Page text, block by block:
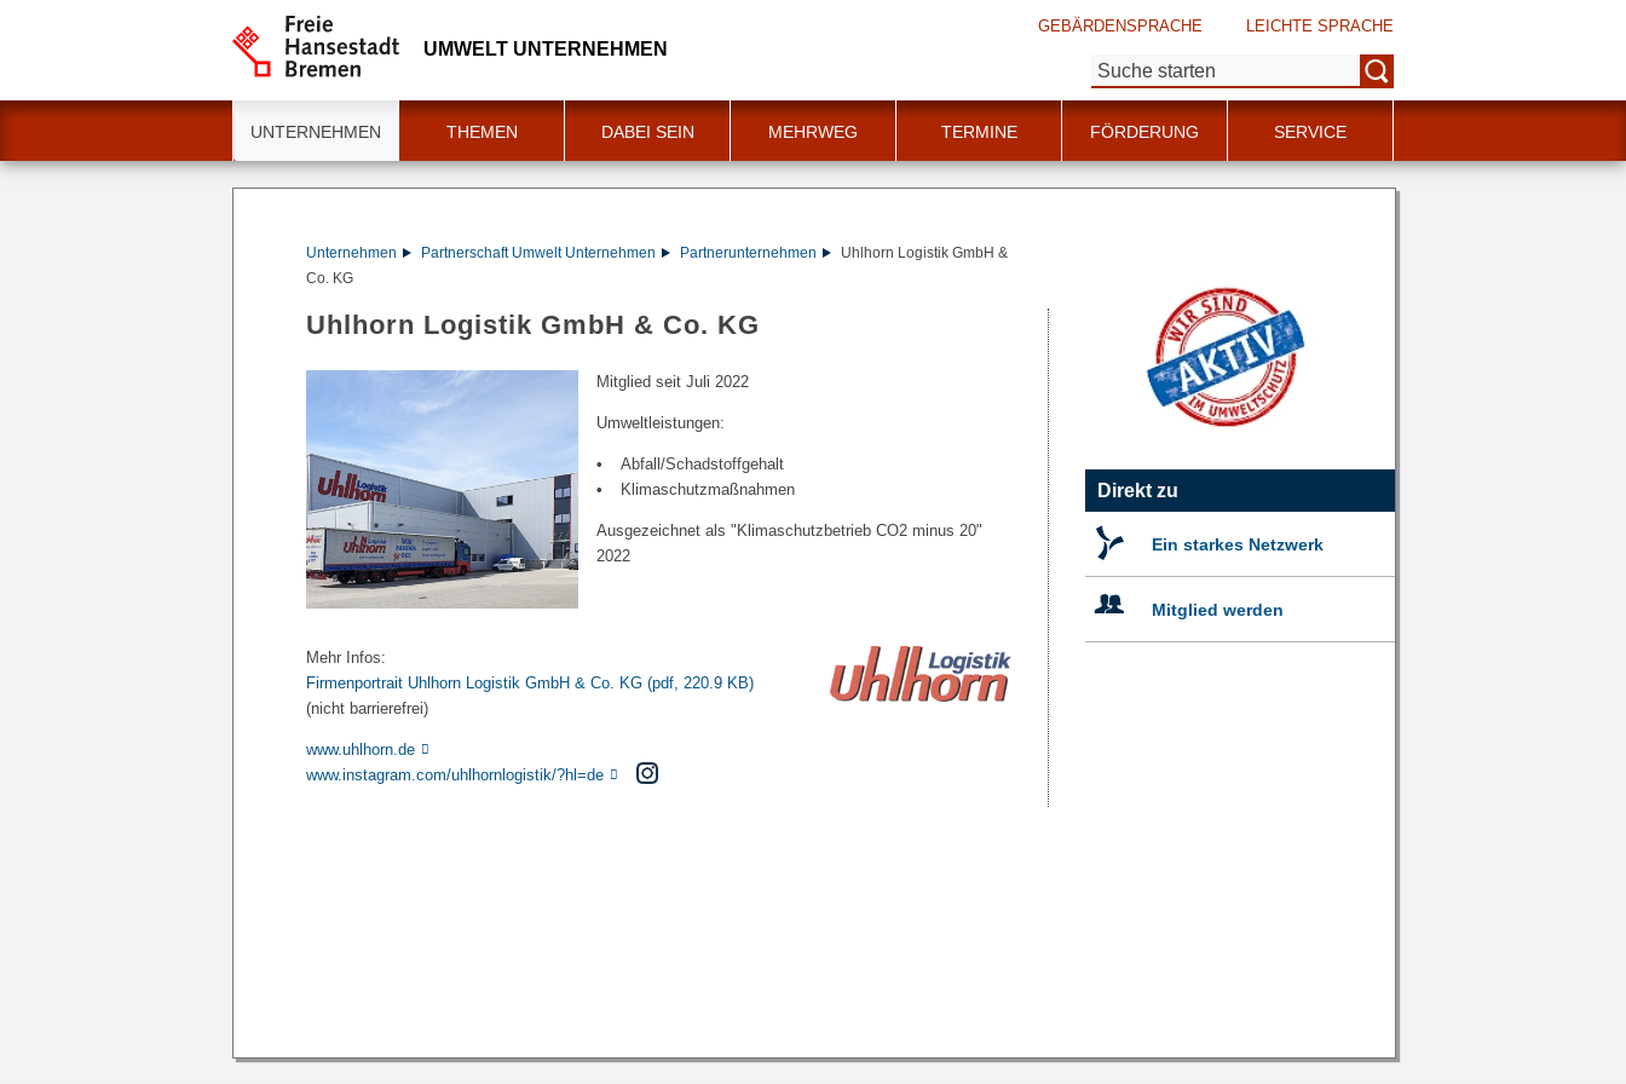
UMWELT UNTERNEHMEN
GEBÄRDENSPRACHE LEICHTE SPRACHE
Suche:
UNTERNEHMEN THEMEN DABEI SEIN MEHRWEG TERMINE FÖRDERUNG SERVICE
Unternehmen Partnerschaft Umwelt Unternehmen Partnerunternehmen
Uhlhorn Logistik GmbH &
Co. KG
Uhlhorn Logistik GmbH & Co. KG
Mitglied seit Juli 2022
Umweltleistungen:
Abfall/Schadstoffgehalt
Klimaschutzmaßnahmen
Ausgezeichnet als "Klimaschutzbetrieb CO2 minus 20"
2022
Mehr Infos:
Firmenportrait Uhlhorn Logistik GmbH & Co. KG (pdf, 220.9 KB)
(nicht barrierefrei)
www.uhlhorn.de
www.instagram.com/uhlhornlogistik/?hl=de
Direkt zu
Ein starkes Netzwerk
Mitglied werden